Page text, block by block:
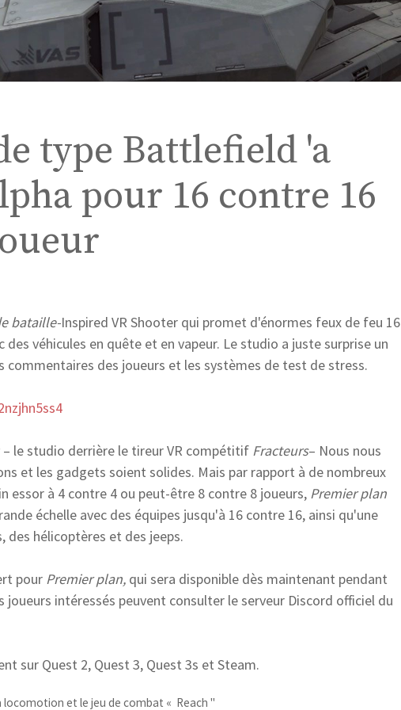
type Battlefield 'a
pour 16 contre 16
bataille-Inspired VR Shooter qui promet d'énormes feux de feu 16
des véhicules en quête et en vapeur. Le studio a juste surprise un
commentaires des joueurs et les systèmes de test de stress.
le studio derrière le tireur VR compétitif Fracteurs– Nous nous
et les gadgets soient solides. Mais par rapport à de nombreux
essor à 4 contre 4 ou peut-être 8 contre 8 joueurs, Premier plan
échelle avec des équipes jusqu'à 16 contre 16, ainsi qu'une
des hélicoptères et des jeeps.
pour Premier plan, qui sera disponible dès maintenant pendant
joueurs intéressés peuvent consulter le serveur Discord officiel du
sur Quest 2, Quest 3, Quest 3s et Steam.
et le jeu de combat « Reach ''